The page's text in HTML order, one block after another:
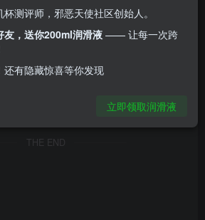
流，严禁商业用途，转载须遵守以下规
https://m.xiakezhiting.com
THE END
测评师，邪恶天使社区创始人。
友，送你200ml润滑液 —— 让每一次跨
有隐藏惊喜等你发现
立即领取润滑液